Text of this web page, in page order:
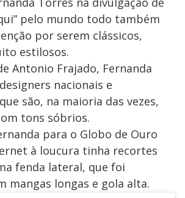
pelo mundo todo também
por serem clássicos,
estilosos.
Antonio Frajado, Fernanda
nacionais e
são, na maioria das vezes,
tons sóbrios.
para o Globo de Ouro
à loucura tinha recortes
fenda lateral, que foi
mangas longas e gola alta.